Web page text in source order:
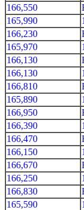
166,550
165,990
166,230
165,970
166,130
166,130
166,810
165,890
166,950
166,390
166,470
166,150
166,670
166,250
166,830
165,590